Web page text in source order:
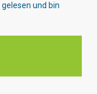
gelesen und bin